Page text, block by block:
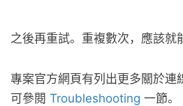
之後再重試。重複數次，應該就
專案官方網頁有列出更多關於連
可參閱 Troubleshooting 一節。